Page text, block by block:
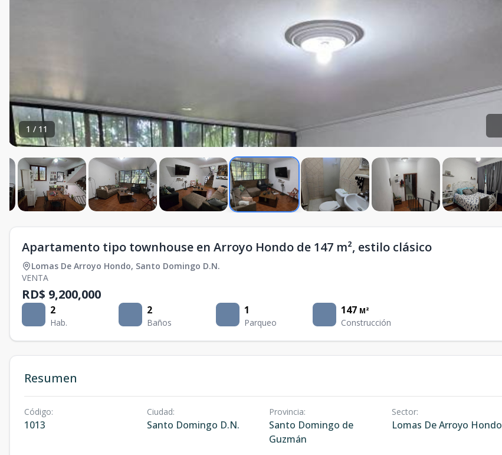
1 / 11
Apartamento tipo townhouse en Arroyo Hondo de 147 m², estilo clásico
Lomas De Arroyo Hondo, Santo Domingo D.N.
VENTA
RD$ 9,200,000
2
Hab.
2
Baños
1
Parqueo
147 M²
Construcción
Resumen
Código:
1013
Ciudad:
Santo Domingo D.N.
Provincia:
Santo Domingo de
Guzmán
Sector:
Lomas De Arroyo Hondo